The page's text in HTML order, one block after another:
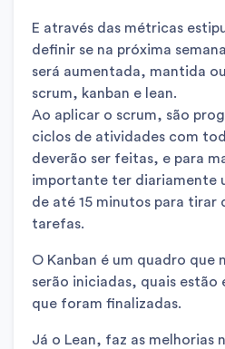
E através das métricas
definir se na próxima
será aumentada, mantida
scrum, kanban e lean.
Ao aplicar o scrum, são
ciclos de atividades com
deverão ser feitas, e para
importante ter diariamente
de até 15 minutos para tirar
tarefas.
O Kanban é um quadro que
serão iniciadas, quais estão
que foram finalizadas.
Já o Lean, faz as melhorias